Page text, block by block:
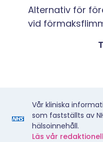
Alternativ för
vid
Vår kliniska
som fastställts av
hälsoinnehåll.
Läs vår